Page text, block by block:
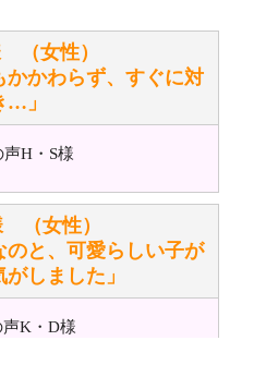
店が謡っています「おも
ただきます。
洗濯できますか？ ぬいぐ
ださい。
さい。
るボタンやタグに、何か意
（女性）
かかわらず、すぐに対
…」
（女性）
のと、可愛らしい子が
しました」